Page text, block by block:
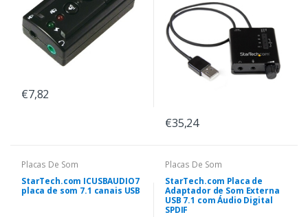
€7,82
€35,24
Placas De Som
StarTech.com ICUSBAUDIO7
placa de som 7.1 canais USB
Placas De Som
StarTech.com Placa de
Adaptador de Som Externa
USB 7.1 com Áudio Digital
SPDIF